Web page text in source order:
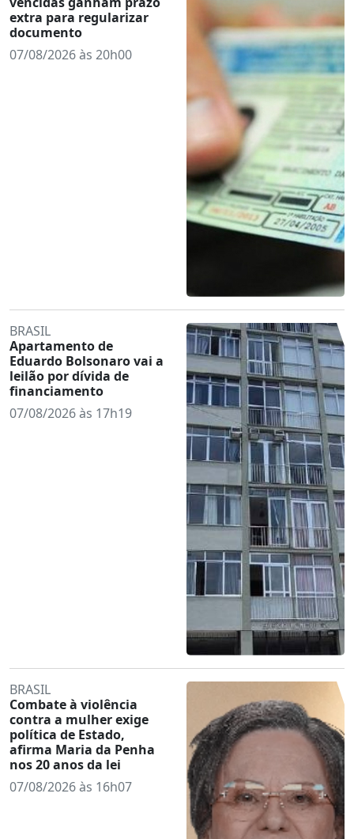
extra para regularizar
documento
07/08/2026 às 20h00
BRASIL
Apartamento de
Eduardo Bolsonaro vai a
leilão por dívida de
financiamento
07/08/2026 às 17h19
BRASIL
Combate à violência
contra a mulher exige
política de Estado,
afirma Maria da Penha
nos 20 anos da lei
07/08/2026 às 16h07